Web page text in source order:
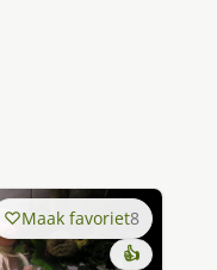
Maak favoriet8
👍